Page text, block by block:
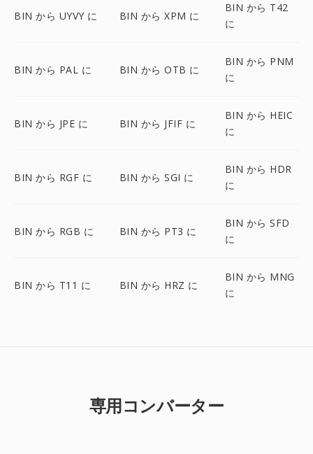
BIN から UYVY に BIN から XPM に
BIN から T42
に
BIN から PAL に BIN から OTB に
BIN から PNM
に
BIN から JPE に BIN から JFIF に
BIN から HEIC
に
BIN から RGF に BIN から SGI に
BIN から HDR
に
BIN から RGB に BIN から PT3 に
BIN から SFD
に
BIN から T11 に BIN から HRZ に
BIN から MNG
に
専用コンバーター